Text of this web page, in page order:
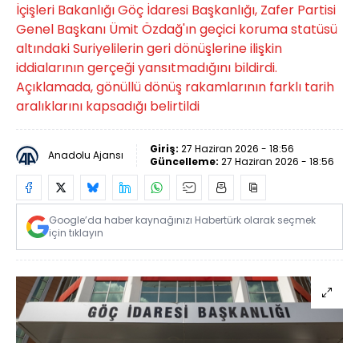
İçişleri Bakanlığı Göç İdaresi Başkanlığı, Zafer Partisi
Genel Başkanı Ümit Özdağ'ın geçici koruma statüsü
altındaki Suriyelilerin geri dönüşlerine ilişkin
iddialarının gerçeği yansıtmadığını bildirdi.
Açıklamada, gönüllü dönüş rakamlarının farklı tarih
aralıklarını kapsadığı belirtildi
Anadolu Ajansı Giriş: 27 Haziran 2026 - 18:56
Güncelleme: 27 Haziran 2026 - 18:56
Google’da haber kaynağınızı Habertürk olarak seçmek
için tıklayın